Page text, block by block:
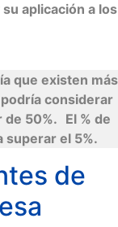
su aplicación a los
que existen más
considerar
de 50%. El % de
superar el 5%.
de